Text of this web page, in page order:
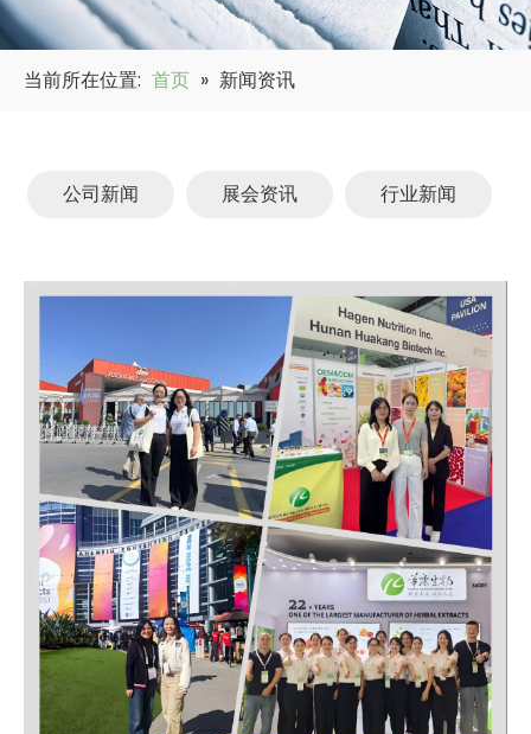
当前所在位置: 首页 » 新闻资讯
公司新闻 展会资讯 行业新闻